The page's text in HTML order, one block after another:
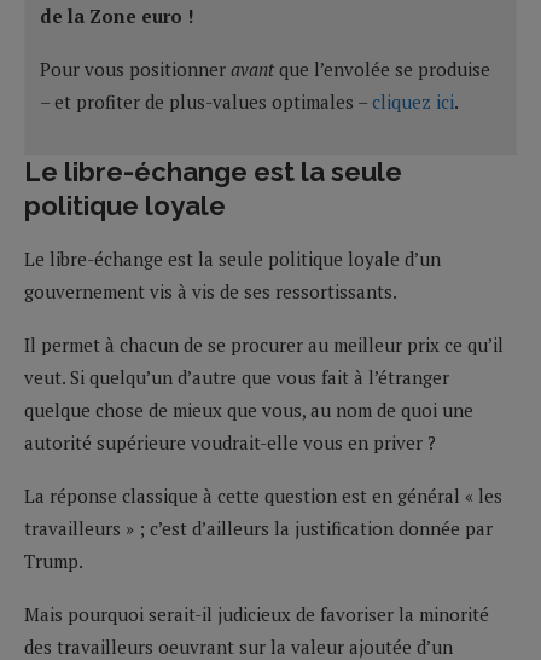
de la Zone euro !
Pour vous positionner avant que l’envolée se produise
– et profiter de plus-values optimales – cliquez ici.
Le libre-échange est la seule
politique loyale
Le libre-échange est la seule politique loyale d’un
gouvernement vis à vis de ses ressortissants.
Il permet à chacun de se procurer au meilleur prix ce qu’il
veut. Si quelqu’un d’autre que vous fait à l’étranger
quelque chose de mieux que vous, au nom de quoi une
autorité supérieure voudrait-elle vous en priver ?
La réponse classique à cette question est en général « les
travailleurs » ; c’est d’ailleurs la justification donnée par
Trump.
Mais pourquoi serait-il judicieux de favoriser la minorité
des travailleurs oeuvrant sur la valeur ajoutée d’un